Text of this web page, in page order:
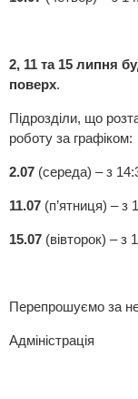
2, 11 та 15 липня
поверх.
Підрозділи, що
роботу за графіком:
2.07 (середа) – з
11.07 (п’ятниця) – з
15.07 (вівторок) – з
Перепрошуємо за
Адміністрація